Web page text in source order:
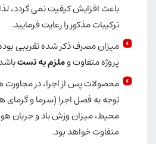
باعث افزایش کیفیت نمی گردد،
ترکیبات مذکور را رعایت فرمایید.
میزان مصرف ذکر شده تقریبی
پروژه متفاوت وملزم به تست
محصولات پس از اجرا، در
توجه به فصل اجرا (سرما و گرمای
محیط، میزان وزش باد و
متفاوت خواهد بود.